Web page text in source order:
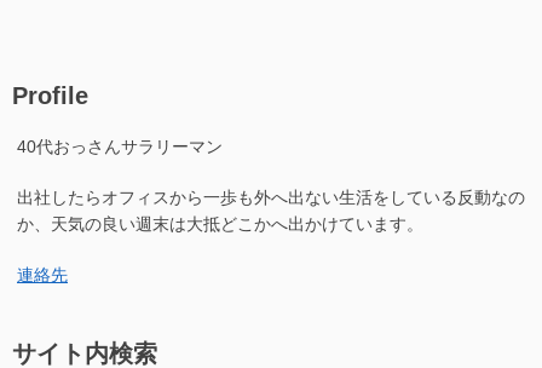
で
る
の
Profile
40代おっさんサラリーマン
出社したらオフィスから一歩も外へ出ない生活をしている反動なの
か、天気の良い週末は大抵どこかへ出かけています。
連絡先
サイト内検索